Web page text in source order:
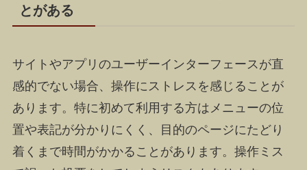
とがある
サイトやアプリのユーザーインターフェースが直
感的でない場合、操作にストレスを感じることが
あります。特に初めて利用する方はメニューの位
置や表記が分かりにくく、目的のページにたどり
着くまで時間がかかることがあります。操作ミス